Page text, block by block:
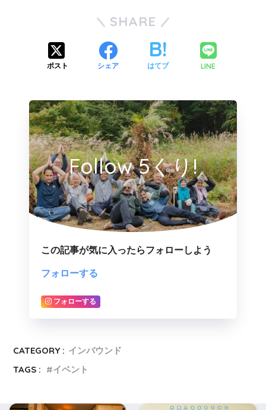
SHARE
ポスト シェア はてブ LINE
Follow 5くり!
この記事が気に入ったらフォローしよう
フォローする
フォローする
CATEGORY : インバウンド
TAGS :
イベント